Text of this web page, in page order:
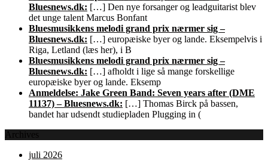
Bluesnews.dk: […] Den nye forsanger og leadguitarist blev
det unge talent Marcus Bonfant
Bluesmusikkens melodi grand prix nærmer sig –
Bluesnews.dk: […] europæiske byer og lande. Eksempelvis i
Riga, Letland (læs her), i B
Bluesmusikkens melodi grand prix nærmer sig –
Bluesnews.dk: […] afholdt i lige så mange forskellige
europæiske byer og lande. Eksemp
Anmeldelse: Jake Green Band: Seven years after (DME
11137) – Bluesnews.dk: […] Thomas Birck på bassen,
bandet har udsendt studiepladen Plugging in (
Archives
juli 2026